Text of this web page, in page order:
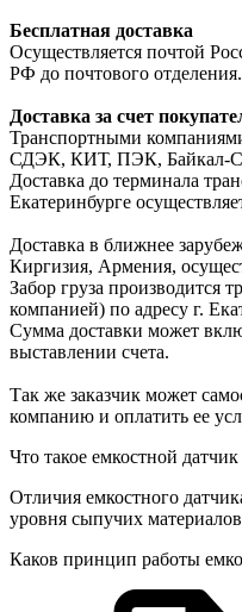
Бесплатная доставка
Осуществляется почтой
РФ до почтового отделения.
Доставка за счет
Транспортными
СДЭК, КИТ, ПЭК, Байкал-
Доставка до терминала
Екатеринбурге
Доставка в ближнее
Киргизия, Армения,
Забор груза производится
компанией) по адресу г.
Сумма доставки может
выставлении счета.
Так же заказчик может
компанию и оплатить ее
Что такое емкостной
Отличия емкостного
уровня сыпучих
Каков принцип работы